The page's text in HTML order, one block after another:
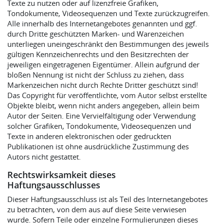
Texte zu nutzen oder auf lizenzfreie Grafiken,
Tondokumente, Videosequenzen und Texte zurückzugreifen.
Alle innerhalb des Internetangebotes genannten und ggf.
durch Dritte geschützten Marken- und Warenzeichen
unterliegen uneingeschränkt den Bestimmungen des jeweils
gültigen Kennzeichenrechts und den Besitzrechten der
jeweiligen eingetragenen Eigentümer. Allein aufgrund der
bloßen Nennung ist nicht der Schluss zu ziehen, dass
Markenzeichen nicht durch Rechte Dritter geschützt sind!
Das Copyright für veröffentlichte, vom Autor selbst erstellte
Objekte bleibt, wenn nicht anders angegeben, allein beim
Autor der Seiten. Eine Vervielfältigung oder Verwendung
solcher Grafiken, Tondokumente, Videosequenzen und
Texte in anderen elektronischen oder gedruckten
Publikationen ist ohne ausdrückliche Zustimmung des
Autors nicht gestattet.
Rechtswirksamkeit dieses
Haftungsausschlusses
Dieser Haftungsausschluss ist als Teil des Internetangebotes
zu betrachten, von dem aus auf diese Seite verwiesen
wurde. Sofern Teile oder einzelne Formulierungen dieses